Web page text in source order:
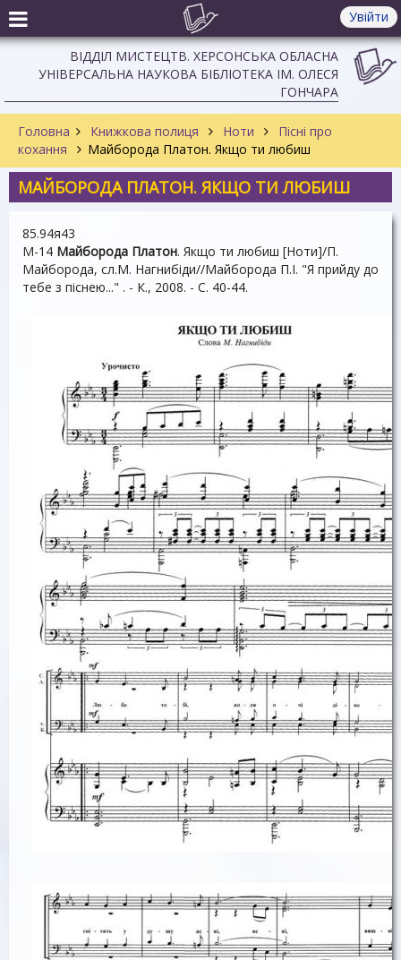
Увійти
ВІДДІЛ МИСТЕЦТВ. ХЕРСОНСЬКА ОБЛАСНА
УНІВЕРСАЛЬНА НАУКОВА БІБЛІОТЕКА ІМ. ОЛЕСЯ
ГОНЧАРА
Головна Книжкова полиця Ноти
Пісні про
кохання
Майборода Платон. Якщо ти любиш
МАЙБОРОДА ПЛАТОН. ЯКЩО ТИ ЛЮБИШ
85.94я43
М-14 Майборода Платон. Якщо ти любиш [Ноти]/П.
Майборода, сл.М. Нагнибіди//Майборода П.І. "Я прийду до
тебе з піснею..." . - К., 2008. - С. 40-44.